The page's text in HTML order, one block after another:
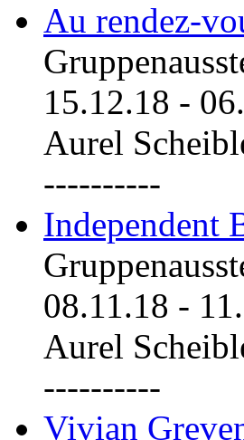
Au rendez-
15.12.18 -
Aurel
----------
Independent
08.11.18 -
Aurel
----------
Vivian